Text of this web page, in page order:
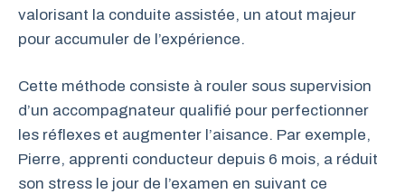
valorisant la conduite assistée, un atout majeur
pour accumuler de l’expérience.
Cette méthode consiste à rouler sous supervision
d’un accompagnateur qualifié pour perfectionner
les réflexes et augmenter l’aisance. Par exemple,
Pierre, apprenti conducteur depuis 6 mois, a réduit
son stress le jour de l’examen en suivant ce